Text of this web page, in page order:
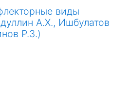
виды
А.Х., Ишбулатов
Р.З.)